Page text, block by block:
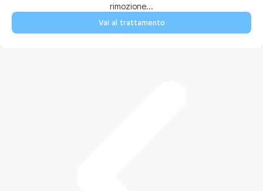
rimozione...
Vai al trattamento